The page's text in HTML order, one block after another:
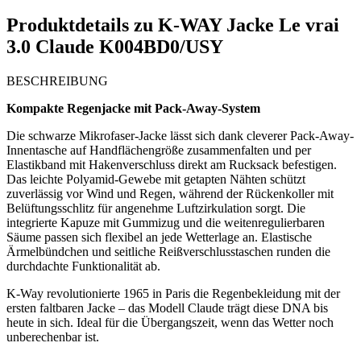
Produktdetails zu K-WAY Jacke Le vrai
3.0 Claude K004BD0/USY
BESCHREIBUNG
Kompakte Regenjacke mit Pack-Away-System
Die schwarze Mikrofaser-Jacke lässt sich dank cleverer Pack-Away-
Innentasche auf Handflächengröße zusammenfalten und per
Elastikband mit Hakenverschluss direkt am Rucksack befestigen.
Das leichte Polyamid-Gewebe mit getapten Nähten schützt
zuverlässig vor Wind und Regen, während der Rückenkoller mit
Belüftungsschlitz für angenehme Luftzirkulation sorgt. Die
integrierte Kapuze mit Gummizug und die weitenregulierbaren
Säume passen sich flexibel an jede Wetterlage an. Elastische
Ärmelbündchen und seitliche Reißverschlusstaschen runden die
durchdachte Funktionalität ab.
K-Way revolutionierte 1965 in Paris die Regenbekleidung mit der
ersten faltbaren Jacke – das Modell Claude trägt diese DNA bis
heute in sich. Ideal für die Übergangszeit, wenn das Wetter noch
unberechenbar ist.